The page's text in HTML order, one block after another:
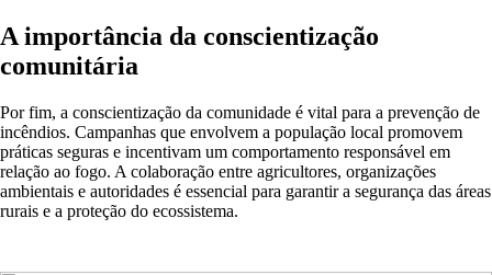
A importância da conscientização
comunitária
Por fim, a conscientização da comunidade é vital para a prevenção de
incêndios. Campanhas que envolvem a população local promovem
práticas seguras e incentivam um comportamento responsável em
relação ao fogo. A colaboração entre agricultores, organizações
ambientais e autoridades é essencial para garantir a segurança das áreas
rurais e a proteção do ecossistema.